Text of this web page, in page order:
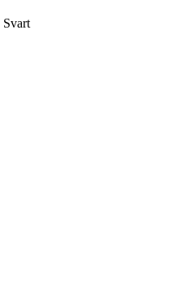
Svart